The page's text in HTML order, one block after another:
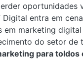
oportunidades
Digital entra em
em marketing digital
do setor de
para toldos